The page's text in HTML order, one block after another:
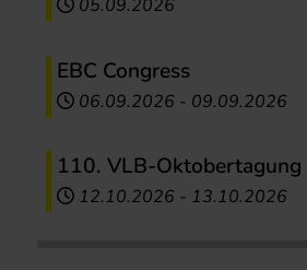
05.09.2026
EBC Congress
06.09.2026 - 09.09.2026
110. VLB-Oktobertagung
12.10.2026 - 13.10.2026